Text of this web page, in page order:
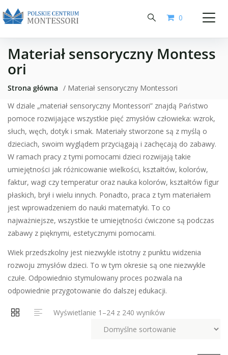
0
Materiał sensoryczny Montess
ori
Strona główna / Materiał sensoryczny Montessori
W dziale „materiał sensoryczny Montessori” znajdą Państwo
pomoce rozwijające wszystkie pięć zmysłów człowieka: wzrok,
słuch, węch, dotyk i smak. Materiały stworzone są z myślą o
dzieciach, swoim wyglądem przyciągają i zachęcają do zabawy.
W ramach pracy z tymi pomocami dzieci rozwijają takie
umiejętności jak różnicowanie wielkości, kształtów, kolorów,
faktur, wagi czy temperatur oraz nauka kolorów, kształtów figur
płaskich, brył i wielu innych. Ponadto, praca z tym materiałem
jest wprowadzeniem do nauki matematyki. To co
najważniejsze, wszystkie te umiejętności ćwiczone są podczas
zabawy z pięknymi, estetycznymi pomocami.
Wiek przedszkolny jest niezwykle istotny z punktu widzenia
rozwoju zmysłów dzieci. To w tym okresie są one niezwykle
czułe. Odpowiednio stymulowany proces pozwala na
odpowiednie przygotowanie do dalszej edukacji.
Wyświetlanie 1–24 z 240 wyników